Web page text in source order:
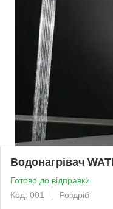
Водонагрівач
Готово до відправки
Код: 001
Роздріб